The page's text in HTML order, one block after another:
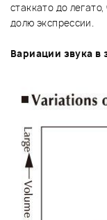
стаккато до
долю экспрессии.
Вариации звука в